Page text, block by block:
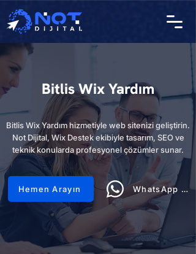
Bitlis Wix Yardım
Bitlis Wix Yardım hizmetiyle web sitenizi geliştirin.
Not Dijital, Wix Destek ekibiyle tasarım, SEO ve
teknik konularda profesyonel çözümler sunar.
Hemen Arayın WhatsApp Hattı